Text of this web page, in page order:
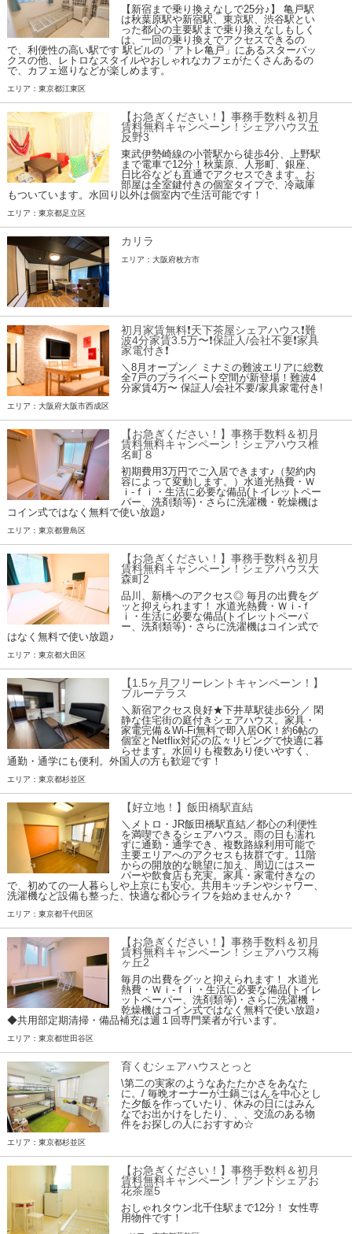
【新宿まで乗り換えなしで25分♪】 亀戸駅
は秋葉原駅や新宿駅、東京駅、渋谷駅とい
った都心の主要駅まで乗り換えなしもしく
は、一回の乗り換えでアクセスできるの
で、利便性の高い駅です 駅ビルの「アトレ亀戸」にあるスターバッ
クスの他、レトロなスタイルやおしゃれなカフェがたくさんあるの
で、カフェ巡りなどが楽しめます。
エリア：東京都江東区
【お急ぎください！】事務手数料＆初月
賃料無料キャンペーン！シェアハウス五
反野3
東武伊勢崎線の小菅駅から徒歩4分、上野駅
まで電車で12分！秋葉原、人形町、銀座、
日比谷なども直通でアクセスできます。お
部屋は全室鍵付きの個室タイプで、冷蔵庫
もついています。水回り以外は個室内で生活可能です！
エリア：東京都足立区
カリラ
エリア：大阪府枚方市
初月家賃無料❗️天下茶屋シェアハウス❗️難
波4分家賃3.5万〜❗️保証人/会社不要❗️家具
家電付き❗
＼8月オープン／ ミナミの難波エリアに総数
全7戸のプライベート空間が新登場！難波4
分家賃4万〜 保証人/会社不要/家具家電付き!
エリア：大阪府大阪市西成区
【お急ぎください！】事務手数料＆初月
賃料無料キャンペーン！シェアハウス椎
名町８
初期費用3万円でご入居できます♪（契約内
容によって変動します。）水道光熱費・Ｗ
ｉ-ｆｉ・生活に必要な備品(トイレットペー
パー、洗剤類等)・さらに洗濯機・乾燥機は
コイン式ではなく無料で使い放題♪
エリア：東京都豊島区
【お急ぎください！】事務手数料＆初月
賃料無料キャンペーン！シェアハウス大
森町2
品川、新橋へのアクセス◎ 毎月の出費をグ
ッと抑えられます！ 水道光熱費・Ｗｉ-ｆ
ｉ・生活に必要な備品(トイレットペーパ
ー、洗剤類等)・さらに洗濯機はコイン式で
はなく無料で使い放題♪
エリア：東京都大田区
【1.5ヶ月フリーレントキャンペーン！】
ブルーテラス
＼新宿アクセス良好★下井草駅徒歩6分／ 閑
静な住宅街の庭付きシェアハウス。家具・
家電完備＆Wi-Fi無料で即入居OK！約6帖の
個室とNetflix対応の広々リビングで快適に暮
らせます。水回りも複数あり使いやすく、
通勤・通学にも便利。外国人の方も歓迎です！
エリア：東京都杉並区
【好立地！】飯田橋駅直結
＼メトロ・JR飯田橋駅直結／都心の利便性
を満喫できるシェアハウス。雨の日も濡れ
ずに通勤・通学でき、複数路線利用可能で
主要エリアへのアクセスも抜群です。11階
からの開放的な眺望に加え、周辺にはスー
パーや飲食店も充実。家具・家電付きなの
で、初めての一人暮らしや上京にも安心。共用キッチンやシャワー、
洗濯機など設備も整った、快適な都心ライフを始めませんか？
エリア：東京都千代田区
【お急ぎください！】事務手数料＆初月
賃料無料キャンペーン！シェアハウス梅
ヶ丘2
毎月の出費をグッと抑えられます！ 水道光
熱費・Ｗｉ-ｆｉ・生活に必要な備品(トイレ
ットペーパー、洗剤類等)・さらに洗濯機・
乾燥機はコイン式ではなく無料で使い放題♪
◆共用部定期清掃・備品補充は週１回専門業者が行います。
エリア：東京都世田谷区
育くむシェアハウスとっと
\第二の実家のようなあたたかさをあなた
に。/ 毎晩オーナーが土鍋ごはんを中心とし
た夕飯を作っていたり、休みの日にはみん
なでお出かけをしたり、、、交流のある物
件をお探しの人におすすめ☆
エリア：東京都杉並区
【お急ぎください！】事務手数料＆初月
賃料無料キャンペーン！アンドシェアお
花茶屋5
おしゃれタウン北千住駅まで12分！ 女性専
用物件です！